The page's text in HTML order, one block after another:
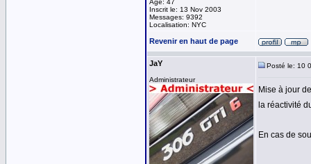
Age: 47
Inscrit le: 13 Nov 2003
Messages: 9392
Localisation: NYC
Revenir en haut de page
JaY
Administrateur
Posté le: 10
Mise à jour
la réactivité
En cas de